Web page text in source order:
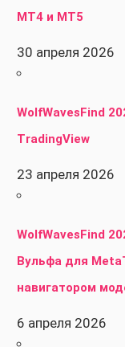
MT4 и MT5
30 апреля 2026
WolfWavesFind
TradingView
23 апреля 2026
WolfWavesFind
Вульфа для
навигатором
6 апреля 2026